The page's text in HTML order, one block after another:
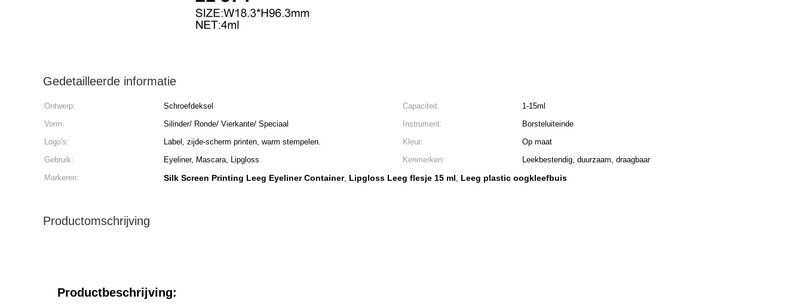
Gedetailleerde informatie
Ontwerp: Schroefdeksel Capaciteit:
1-15ml
Vorm:
Silinder/ Ronde/ Vierkante/ Speciaal Instrument:
Borsteluiteinde
Logo's:
Label, zijde-scherm printen, warm stempelen. Kleur:
Op maat
Gebruik:
Eyeliner, Mascara, Lipgloss Kenmerken:
Leekbestendig, duurzaam, draagbaar
Markeren:
Silk Screen Printing Leeg Eyeliner Container, Lipgloss Leeg flesje 15 ml, Leeg plastic oogkleefbuis
Productomschrijving
Productbeschrijving: